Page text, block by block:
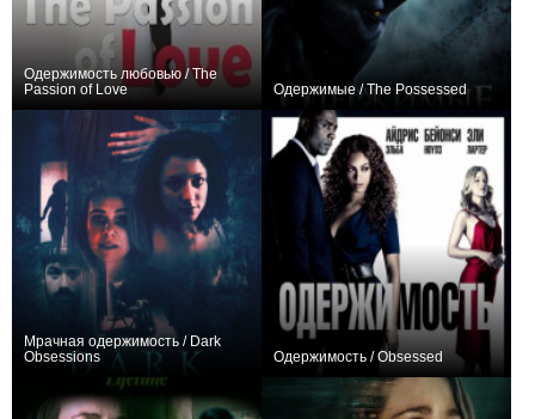
Одержимость любовью / The
Passion of Love
Одержимые / The Possessed
Мрачная одержимость / Dark
Obsessions
Одержимость / Obsessed